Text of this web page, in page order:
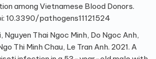
among Vietnamese Blood Donors.
10.3390/pathogens11121524
Nguyen Thai Ngoc Minh, Do Ngoc Anh,
Thi Minh Chau, Le Tran Anh. 2021. A